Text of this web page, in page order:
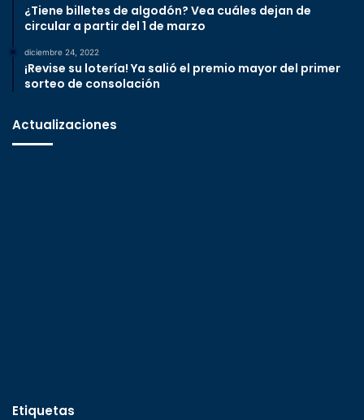
¿Tiene billetes de algodón? Vea cuáles dejan de
circular a partir del 1 de marzo
diciembre 24, 2022
¡Revise su lotería! Ya salió el premio mayor del primer
sorteo de consolación
Actualizaciones
Etiquetas